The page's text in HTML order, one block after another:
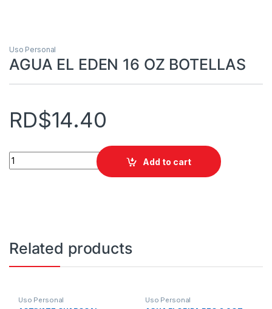
Uso Personal
AGUA EL EDEN 16 OZ BOTELLAS
RD$14.40
AGUA EL EDEN 16 OZ BOTELLAS quantity
Add to cart
Related products
Uso Personal Uso Personal